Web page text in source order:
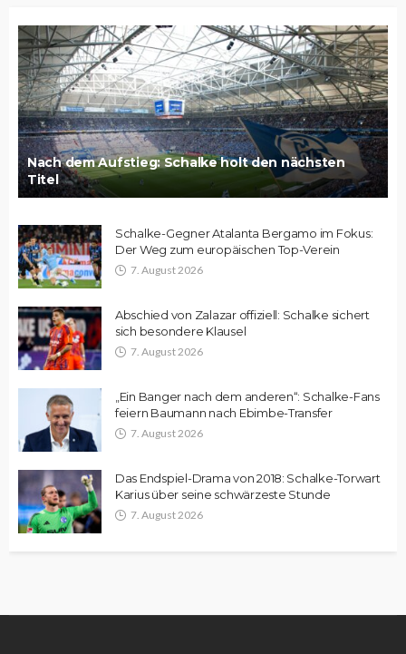
Nach dem Aufstieg: Schalke holt den nächsten
Titel
Schalke-Gegner Atalanta Bergamo im Fokus:
Der Weg zum europäischen Top-Verein
7. August 2026
Abschied von Zalazar offiziell: Schalke sichert
sich besondere Klausel
7. August 2026
„Ein Banger nach dem anderen“: Schalke-Fans
feiern Baumann nach Ebimbe-Transfer
7. August 2026
Das Endspiel-Drama von 2018: Schalke-Torwart
Karius über seine schwärzeste Stunde
7. August 2026